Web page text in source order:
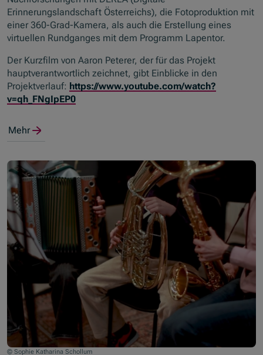
Erinnerungslandschaft Österreichs), die Fotoproduktion mit
einer 360-Grad-Kamera, als auch die Erstellung eines
virtuellen Rundganges mit dem Programm Lapentor.
Der Kurzfilm von Aaron Peterer, der für das Projekt
hauptverantwortlich zeichnet, gibt Einblicke in den
Projektverlauf: https://www.youtube.com/watch?
v=qh_FNgIpEP0
Mehr
© Sophie Katharina Schollum